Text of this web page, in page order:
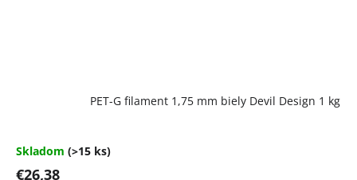
PET-G filament 1,75 mm biely Devil Design 1 kg
5,0
Skladom (>15 ks)
€26,38